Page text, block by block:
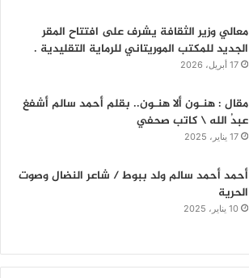
معالي وزير الثقافة يشرف على افتتاح المقر
الجديد للمكتب الموريتاني للرماية التقليدية .
17 أبريل، 2026
مقال : هنـون ألا هنـون.. بقلم أحمد سالم أشفغ
عبدُ الله \ كاتب صحفي
17 يناير، 2025
أحمد أحمد سالم ولد ببوط / شاعر النضال وصوت
الحرية
10 يناير، 2025